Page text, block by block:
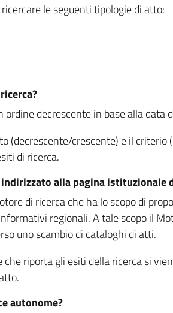
le seguenti tipologie di atto:
decrescente in base alla
(decrescente/crescente) e il
di ricerca.
alla pagina istituzionale
di ricerca che ha lo scopo di
regionali. A tale scopo il
uno scambio di cataloghi di atti.
riporta gli esiti della ricerca si
autonome?